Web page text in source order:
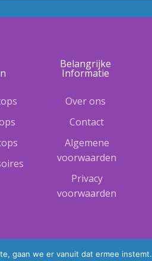
Belangrijke
Informatie
Over ons
Contact
Algemene
voorwaarden
Privacy
voorwaarden
gaan we er vanuit dat ermee instemt.